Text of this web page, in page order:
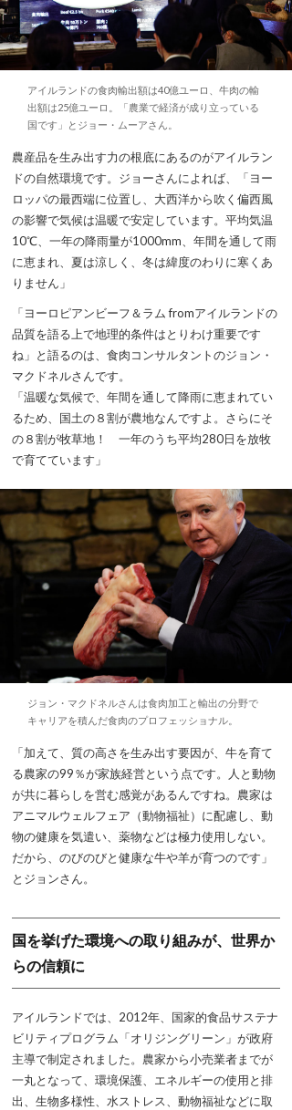
アイルランドの食肉輸出額は40億ユーロ、牛肉の輸
出額は25億ユーロ。「農業で経済が成り立っている
国です」とジョー・ムーアさん。
農産品を生み出す力の根底にあるのがアイルラン
ドの自然環境です。ジョーさんによれば、「ヨー
ロッパの最西端に位置し、大西洋から吹く偏西風
の影響で気候は温暖で安定しています。平均気温
10℃、一年の降雨量が1000mm、年間を通して雨
に恵まれ、夏は涼しく、冬は緯度のわりに寒くあ
りません」
「ヨーロピアンビーフ＆ラム fromアイルランドの
品質を語る上で地理的条件はとりわけ重要です
ね」と語るのは、食肉コンサルタントのジョン・
マクドネルさんです。
「温暖な気候で、年間を通して降雨に恵まれてい
るため、国土の８割が農地なんですよ。さらにそ
の８割が牧草地！ 一年のうち平均280日を放牧
で育てています」
ジョン・マクドネルさんは食肉加工と輸出の分野で
キャリアを積んだ食肉のプロフェッショナル。
「加えて、質の高さを生み出す要因が、牛を育て
る農家の99％が家族経営という点です。人と動物
が共に暮らしを営む感覚があるんですね。農家は
アニマルウェルフェア（動物福祉）に配慮し、動
物の健康を気遣い、薬物などは極力使用しない。
だから、のびのびと健康な牛や羊が育つのです」
とジョンさん。
国を挙げた環境への取り組みが、世界か
らの信頼に
アイルランドでは、2012年、国家的食品サステナ
ビリティプログラム「オリジングリーン」が政府
主導で制定されました。農家から小売業者までが
一丸となって、環境保護、エネルギーの使用と排
出、生物多様性、水ストレス、動物福祉などに取